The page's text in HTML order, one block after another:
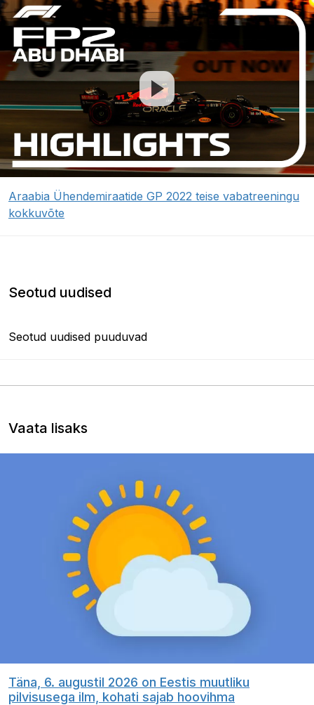
Araabia Ühendemiraatide GP 2022 teise vabatreeningu
kokkuvõte
Seotud uudised
Seotud uudised puuduvad
Vaata lisaks
Täna, 6. augustil 2026 on Eestis muutliku
pilvisusega ilm, kohati sajab hoovihma